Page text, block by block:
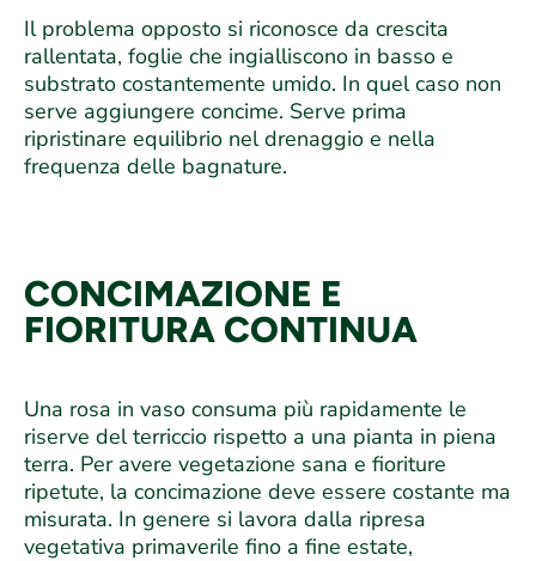
Il problema opposto si riconosce da crescita
rallentata, foglie che ingialliscono in basso e
substrato costantemente umido. In quel caso non
serve aggiungere concime. Serve prima
ripristinare equilibrio nel drenaggio e nella
frequenza delle bagnature.
CONCIMAZIONE E
FIORITURA CONTINUA
Una rosa in vaso consuma più rapidamente le
riserve del terriccio rispetto a una pianta in piena
terra. Per avere vegetazione sana e fioriture
ripetute, la concimazione deve essere costante ma
misurata. In genere si lavora dalla ripresa
vegetativa primaverile fino a fine estate,